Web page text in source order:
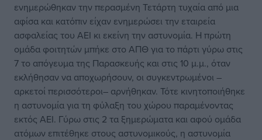
ενημερώθηκαν την περασμένη Τετάρτη τυχαία από μια
αφίσα και κατόπιν είχαν ενημερώσει την εταιρεία
ασφαλείας του ΑΕΙ κι εκείνη την αστυνομία. Η πρώτη
ομάδα φοιτητών μπήκε στο ΑΠΘ για το πάρτι γύρω στις
7 το απόγευμα της Παρασκευής και στις 10 μ.μ., όταν
εκλήθησαν να αποχωρήσουν, οι συγκεντρωμένοι –
αρκετοί περισσότεροι– αρνήθηκαν. Τότε κινητοποιήθηκε
η αστυνομία για τη φύλαξη του χώρου παραμένοντας
εκτός ΑΕΙ. Γύρω στις 2 τα ξημερώματα και αφού ομάδα
ατόμων επιτέθηκε στους αστυνομικούς, η αστυνομία